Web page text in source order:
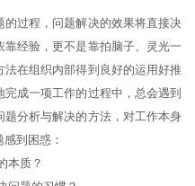
过程，问题解决的效果将直接决
经验，更不是靠拍脑子、灵光一
在组织内部得到良好的运用好推
成一项工作的过程中，总会遇到
分析与解决的方法，对工作本身
到困惑：
本质？